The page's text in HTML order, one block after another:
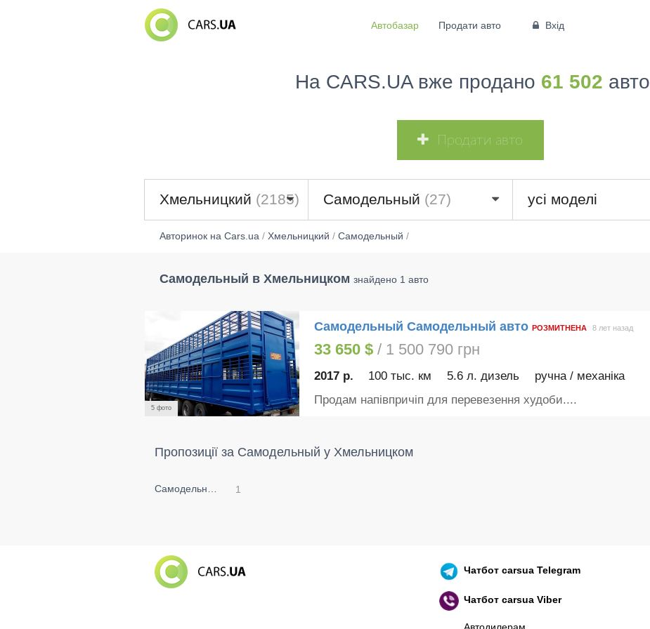
Автобазар Продати авто Вхід
На CARS.UA вже продано 61 502 авто
Продати авто
Хмельницкий (2185) Самодельный (27) усі моделі
Авторинок на Cars.ua/ Хмельницкий / Самодельный /
Самодельный в Хмельницком знайдено 1 авто
5 фото
Самодельный Самодельный авто РОЗМИТНЕНА 8 лет назад
33 650 $/ 1 500 790 грн
2017 р. 100 тыс. км 5.6 л. дизель ручна / механіка
Продам напівпричіп для перевезення худоби....
Пропозиції за Самодельный у Хмельницком
Самодельный авто1
Чатботcarsua Telegram
Чатботcarsua Viber
Автодилерам